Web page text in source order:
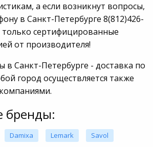
а если возникнут вопросы,
в Санкт-Петербурге 8(812)426-
сертифицированные
от производителя!
в Санкт-Петербурге - доставка по
город осуществляется также
бренды:
Damixa Lemark Savol